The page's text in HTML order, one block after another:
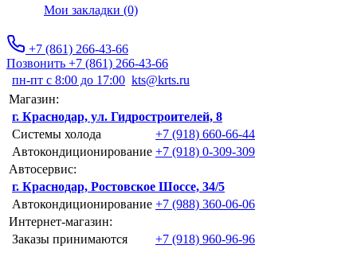
Мои закладки (0)
+7 (861) 266-43-66
Позвонить +7 (861) 266-43-66
пн-пт с 8:00 до 17:00 kts@krts.ru
Магазин:
г. Краснодар, ул. Гидростроителей, 8
Системы холода
+7 (918) 660-66-44
Автокондиционирование +7 (918) 0-309-309
Автосервис:
г. Краснодар, Ростовское Шоссе, 34/5
Автокондиционирование +7 (988) 360-06-06
Интернет-магазин:
Заказы принимаются
+7 (918) 960-96-96